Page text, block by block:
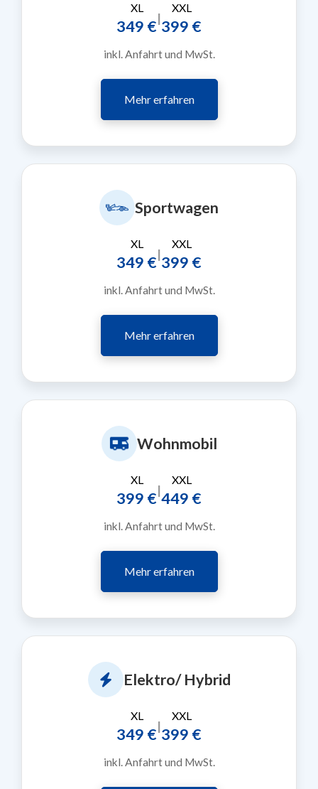
XL
349 €|
XXL
399 €
inkl. Anfahrt und MwSt.
Mehr erfahren
Sportwagen
XL
349 €|
XXL
399 €
inkl. Anfahrt und MwSt.
Mehr erfahren
Wohnmobil
XL
399 €|
XXL
449 €
inkl. Anfahrt und MwSt.
Mehr erfahren
Elektro/ Hybrid
XL
349 €|
XXL
399 €
inkl. Anfahrt und MwSt.